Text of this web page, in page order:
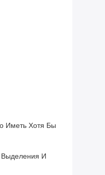
Иметь Хотя Бы
Выделения И